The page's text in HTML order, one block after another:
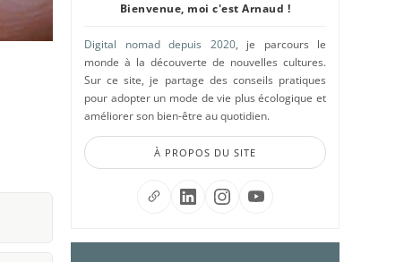
Bienvenue, moi c'est Arnaud !
Digital nomad depuis 2020, je parcours le
monde à la découverte de nouvelles cultures.
Sur ce site, je partage des conseils pratiques
pour adopter un mode de vie plus écologique et
améliorer son bien-être au quotidien.
À PROPOS DU SITE